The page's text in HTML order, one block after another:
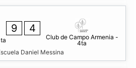
9 4
Club de Campo Armenia -
4ta
Daniel Messina